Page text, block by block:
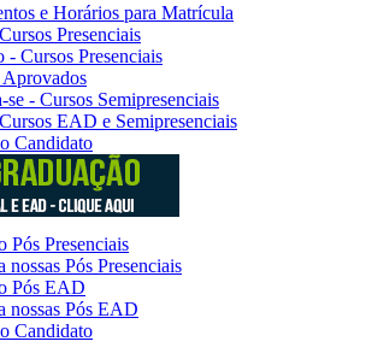
e Horários para Matrícula
Presenciais
- Cursos Presenciais
se - Cursos Semipresenciais
EAD e Semipresenciais
Candidato
Pós Presenciais
nossas Pós Presenciais
Pós EAD
nossas Pós EAD
Candidato